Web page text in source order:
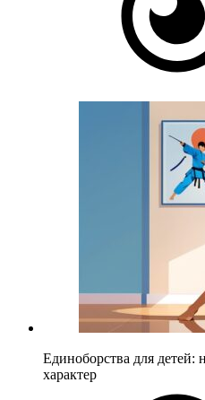
Единоборства для детей:
характер